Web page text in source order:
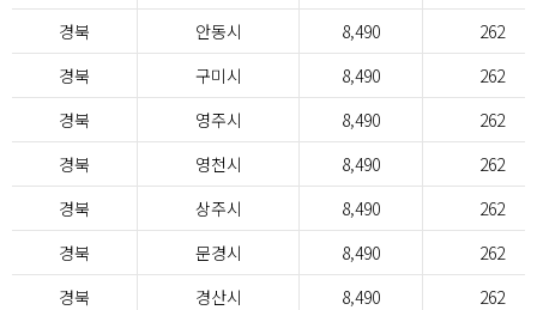
경북
안동시 8,490
262
경북
구미시 8,490
262
경북
영주시 8,490
262
경북
영천시 8,490
262
경북
상주시 8,490
262
경북
문경시 8,490
262
경북
경산시 8,490
262